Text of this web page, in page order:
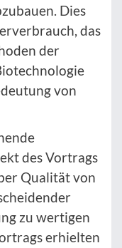
Dies
das
der
von
des Vortrags
Qualität von
zu wertigen
erhielten